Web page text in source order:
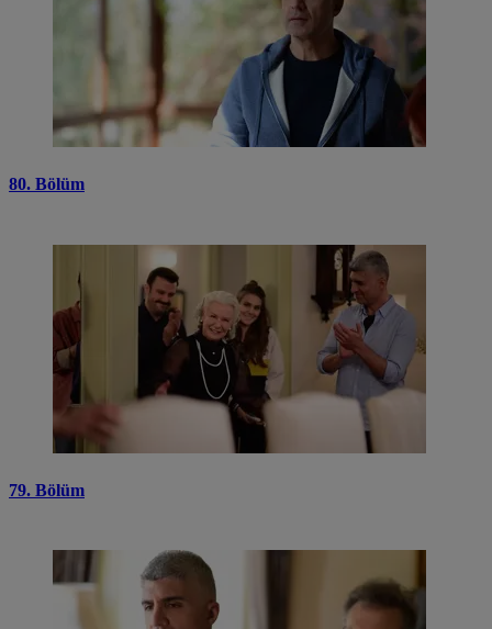
80. Bölüm
79. Bölüm